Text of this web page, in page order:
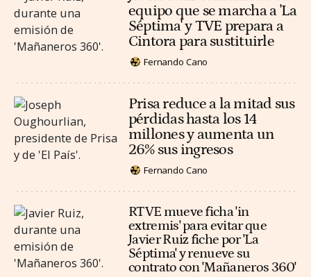
equipo que se marcha a 'La
Séptima' y TVE prepara a
Cintora para sustituirle
Fernando Cano
Prisa reduce a la mitad sus
pérdidas hasta los 14
millones y aumenta un
26% sus ingresos
Fernando Cano
RTVE mueve ficha 'in
extremis' para evitar que
Javier Ruiz fiche por 'La
Séptima' y renueve su
contrato con 'Mañaneros 360'